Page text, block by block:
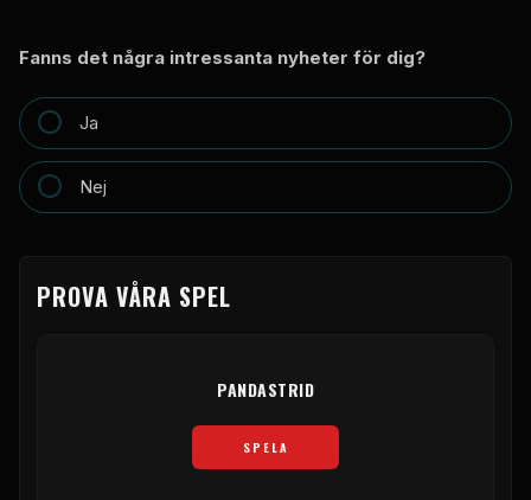
Fanns det några intressanta nyheter för dig?
Ja
Nej
PROVA VÅRA SPEL
PANDASTRID
SPELA